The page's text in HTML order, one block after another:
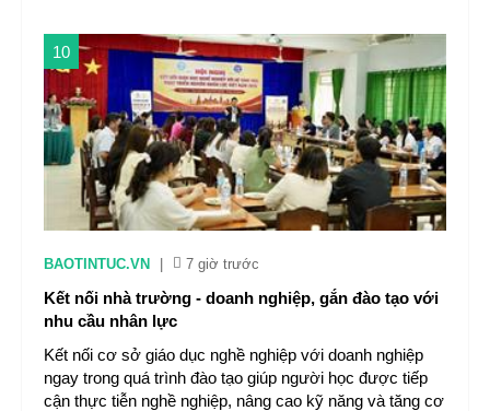
10
BAOTINTUC.VN 7 giờ trước
Kết nối nhà trường - doanh nghiệp, gắn đào tạo với
nhu cầu nhân lực
Kết nối cơ sở giáo dục nghề nghiệp với doanh nghiệp
ngay trong quá trình đào tạo giúp người học được tiếp
cận thực tiễn nghề nghiệp, nâng cao kỹ năng và tăng cơ